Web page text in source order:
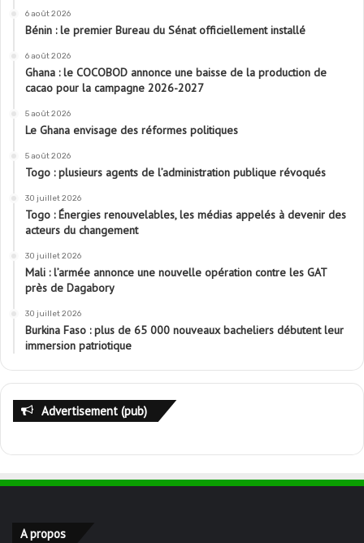
6 août 2026
Bénin : le premier Bureau du Sénat officiellement installé
6 août 2026
Ghana : le COCOBOD annonce une baisse de la production de
cacao pour la campagne 2026-2027
5 août 2026
Le Ghana envisage des réformes politiques
5 août 2026
Togo : plusieurs agents de l’administration publique révoqués
30 juillet 2026
Togo : Énergies renouvelables, les médias appelés à devenir des
acteurs du changement
30 juillet 2026
Mali : l’armée annonce une nouvelle opération contre les GAT
près de Dagabory
30 juillet 2026
Burkina Faso : plus de 65 000 nouveaux bacheliers débutent leur
immersion patriotique
Advertisement (pub)
A propos